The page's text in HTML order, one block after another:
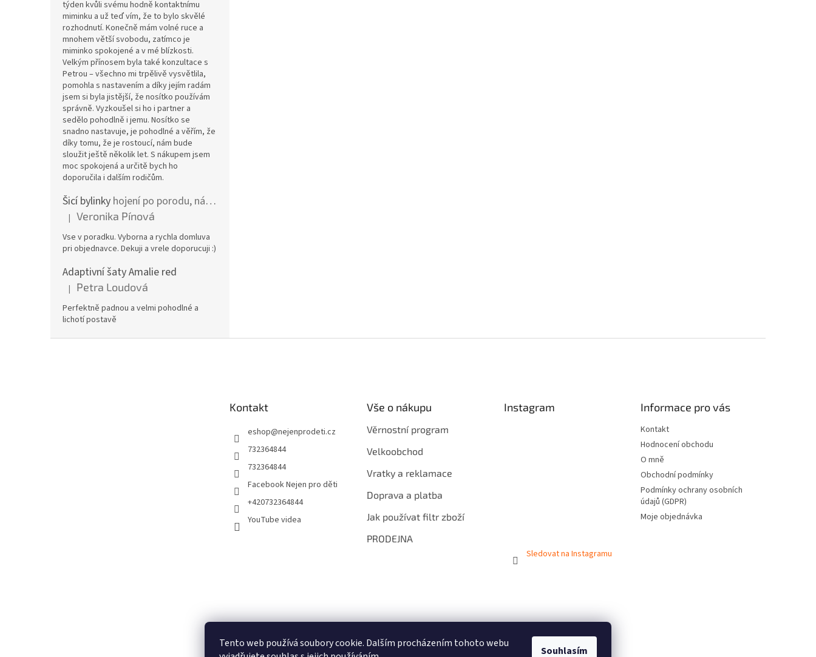
Tento web používá soubory cookie. Dalším procházením tohoto webu
Souhlasím
týden kvůli svému hodně kontaktnímu
miminku a už teď vím, že to bylo skvělé
rozhodnutí. Konečně mám volné ruce a
mnohem větší svobodu, zatímco je
miminko spokojené a v mé blízkosti.
Velkým přínosem byla také konzultace s
Petrou – všechno mi trpělivě vysvětlila,
pomohla s nastavením a díky jejím radám
jsem si byla jistější, že nosítko používám
správně. Vyzkoušel si ho i partner a
sedělo pohodlně i jemu. Nosítko se
snadno nastavuje, je pohodlné a věřím, že
díky tomu, že je rostoucí, nám bude
sloužit ještě několik let. S nákupem jsem
moc spokojená a určitě bych ho
doporučila i dalším rodičům.
Šicí bylinky hojení po porodu, nástřih a jizvy
Hodnocení produktu je 5 z 5 hvězdiček.
| Veronika Pínová
Vse v poradku. Vyborna a rychla domluva
pri objednavce. Dekuji a vrele doporucuji :)
Adaptivní šaty Amalie red
Hodnocení produktu je 5 z 5 hvězdiček.
| Petra Loudová
Perfektně padnou a velmi pohodlné a
lichotí postavě
Kontakt
eshop@nejenprodeti.cz
732364844
732364844
Facebook Nejen pro děti
+420732364844
YouTube videa
Vše o nákupu
Věrnostní program
Velkoobchod
Vratky a reklamace
Doprava a platba
Jak používat filtr zboží
PRODEJNA
Instagram
Sledovat na Instagramu
Informace pro vás
Kontakt
Hodnocení obchodu
O mně
Obchodní podmínky
Podmínky ochrany osobních
údajů (GDPR)
Moje objednávka